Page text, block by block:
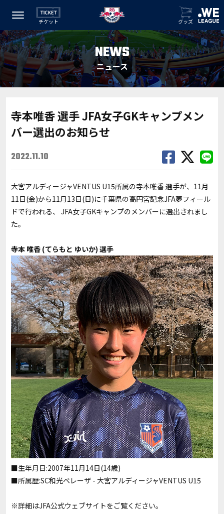
チケット グッズ
NEWS
ニュース
寺本唯香 選手 JFA女子GKキャンプメン
バー選出のお知らせ
2022.11.10
大宮アルディージャVENTUS U15所属の寺本唯香 選手が、11月
11日(金)から11月13日(日)に千葉県の高円宮記念JFA夢フィール
ドで行われる、 JFA女子GKキャンプのメンバーに選出されまし
た。
寺本 唯香 (てらもと ゆいか) 選手
■生年月日:2007年11月14日(14歳)
■所属歴:SC和光ベレーザ - 大宮アルディージャVENTUS U15
※詳細はJFA公式ウェブサイトをご覧ください。